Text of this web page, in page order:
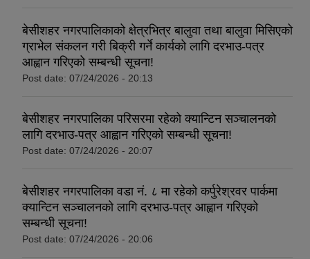
बेसीशहर नगरपालिकाको क्षेत्रभित्र बालुवा तथा बालुवा मिसिएको
ग्राभेल संकलन गरी बिक्री गर्ने कार्यको लागि दरभाउ-पत्र
आह्वान गरिएको सम्बन्धी सूचना!
Post date: 07/24/2026 - 20:13
बेसीशहर नगरपालिका परिसरमा रहेको क्यान्टिन सञ्चालनको
लागि दरभाउ-पत्र आह्वान गरिएको सम्बन्धी सूचना!
Post date: 07/24/2026 - 20:07
बेसीशहर नगरपालिका वडा नं. ८ मा रहेको कर्पुरेश्रवर पार्कमा
क्यान्टिन सञ्चालनको लागि दरभाउ-पत्र आह्वान गरिएको
सम्बन्धी सूचना!
Post date: 07/24/2026 - 20:06